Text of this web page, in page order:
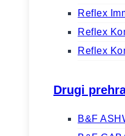
Reflex
Reflex
Reflex
Drugi
B&F